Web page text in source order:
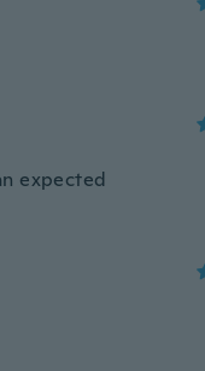
expected